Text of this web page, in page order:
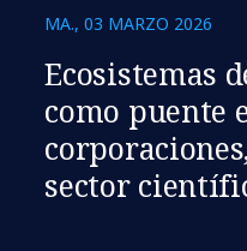
MA., 03 MARZO 2026
Ecosistemas
como puente
sector